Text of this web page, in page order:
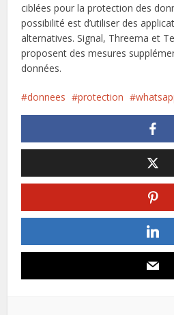
ciblées pour la protection des
possibilité est d’utiliser des
alternatives. Signal, Threema et
proposent des mesures
données.
donnees protection